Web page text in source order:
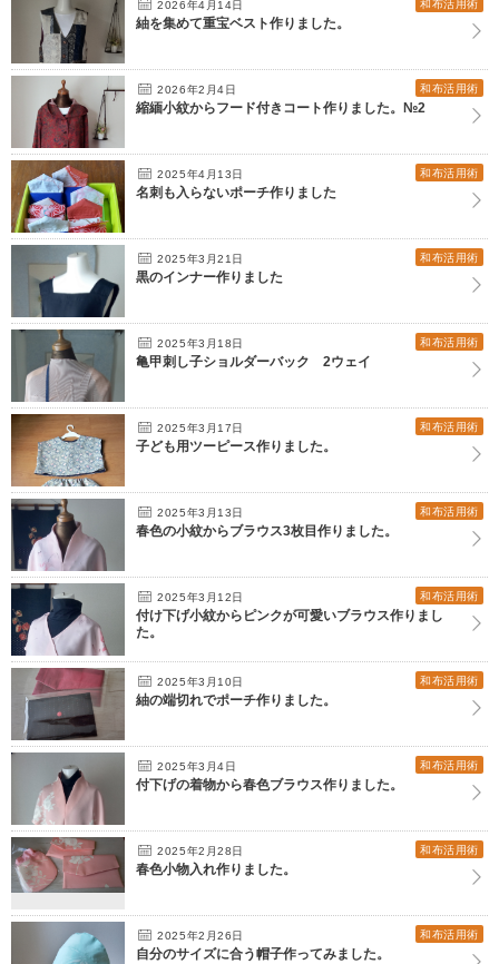
2026年4月14日 和布活用術
紬を集めて重宝ベスト作りました。
2026年2月4日 和布活用術
縮緬小紋からフード付きコート作りました。№2
2025年4月13日 和布活用術
名刺も入らないポーチ作りました
2025年3月21日 和布活用術
黒のインナー作りました
2025年3月18日 和布活用術
亀甲刺し子ショルダーバック 2ウェイ
2025年3月17日 和布活用術
子ども用ツーピース作りました。
2025年3月13日 和布活用術
春色の小紋からブラウス3枚目作りました。
2025年3月12日 和布活用術
付け下げ小紋からピンクが可愛いブラウス作りまし
た。
2025年3月10日 和布活用術
紬の端切れでポーチ作りました。
2025年3月4日 和布活用術
付下げの着物から春色ブラウス作りました。
2025年2月28日 和布活用術
春色小物入れ作りました。
2025年2月26日 和布活用術
自分のサイズに合う帽子作ってみました。